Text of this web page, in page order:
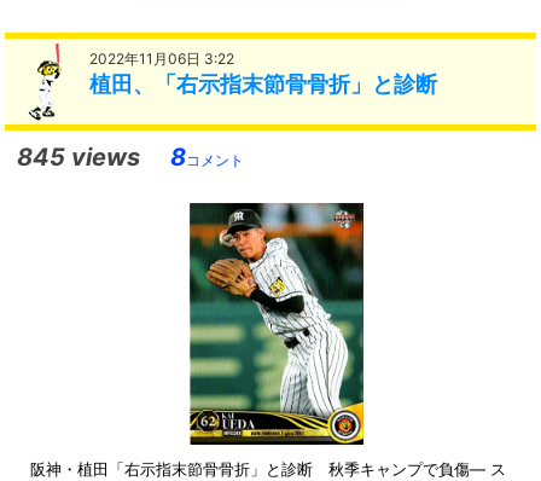
2022年11月06日 3:22
植田、「右示指末節骨骨折」と診断
845 views 8コメント
阪神・植田「右示指末節骨骨折」と診断 秋季キャンプで負傷― ス